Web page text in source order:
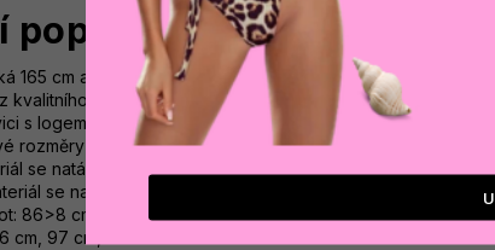
popis produktu
165 cm a má na sobě velikost S.
kvalitního, žebrovaného a elastického materiálu. S vysokým
s logem značky OLAVOGA. Složení: 82% NYLON, 18%
rozměry mohou lišit o +/- 2 cm. M,
se natáhne do 10 cm) 62 cm, 64 cm, 66 cm
se natáhne na 20 cm) 62 cm, 64 cm, 66 cm
86>8 cm, 8 73 cm, 74 cm, 75 cm
cm, 97 cm, 98 cm